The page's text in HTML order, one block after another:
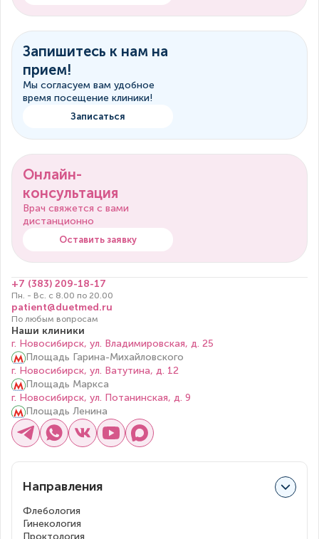
Запишитесь к нам на
прием!
Мы согласуем вам удобное
время посещение клиники!
Записаться
Онлайн-
консультация
Врач свяжется с вами
дистанционно
Оставить заявку
+7 (383) 209-18-17
Пн. - Вс. с 8.00 по 20.00
patient@duetmed.ru
По любым вопросам
Наши клиники
г. Новосибирск, ул. Владимировская, д. 25
Площадь Гарина-Михайловского
г. Новосибирск, ул. Ватутина, д. 12
Площадь Маркса
г. Новосибирск, ул. Потанинская, д. 9
Площадь Ленина
Направления
Флебология
Гинекология
Проктология